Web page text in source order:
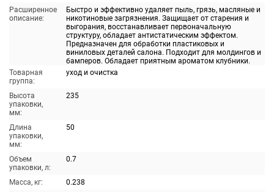
Расширенное
описание:
Быстро и эффективно удаляет пыль, грязь, масляные и
никотиновые загрязнения. Защищает от старения и
выгорания, восстанавливает первоначальную
структуру, обладает антистатическим эффектом.
Предназначен для обработки пластиковых и
виниловых деталей салона. Подходит для молдингов и
бамперов. Обладает приятным ароматом клубники.
Товарная
группа:
уход и очистка
Высота
упаковки,
мм:
235
Длина
упаковки,
мм:
50
Объем
упаковки, л:
0.7
Масса, кг:
0.238